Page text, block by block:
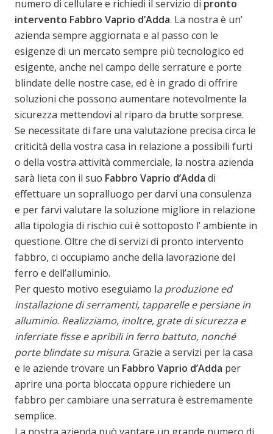
numero di cellulare e richiedi il servizio di pronto
intervento Fabbro Vaprio d’Adda. La nostra è un’
azienda sempre aggiornata e al passo con le
esigenze di un mercato sempre più tecnologico ed
esigente, anche nel campo delle serrature e porte
blindate delle nostre case, ed è in grado di offrire
soluzioni che possono aumentare notevolmente la
sicurezza mettendovi al riparo da brutte sorprese.
Se necessitate di fare una valutazione precisa circa le
criticità della vostra casa in relazione a possibili furti
o della vostra attività commerciale, la nostra azienda
sarà lieta con il suo Fabbro Vaprio d’Adda di
effettuare un sopralluogo per darvi una consulenza
e per farvi valutare la soluzione migliore in relazione
alla tipologia di rischio cui è sottoposto l’ ambiente in
questione. Oltre che di servizi di pronto intervento
fabbro, ci occupiamo anche della lavorazione del
ferro e dell’alluminio.
Per questo motivo eseguiamo la produzione ed
installazione di serramenti, tapparelle e persiane in
alluminio. Realizziamo, inoltre, grate di sicurezza e
inferriate fisse e apribili in ferro battuto, nonché
porte blindate su misura. Grazie a servizi per la casa
e le aziende trovare un Fabbro Vaprio d’Adda per
aprire una porta bloccata oppure richiedere un
fabbro per cambiare una serratura è estremamente
semplice.